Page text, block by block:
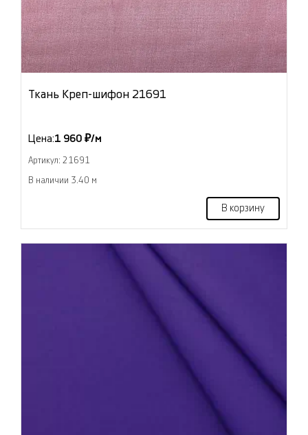
Ткань Креп-шифон 21691
Цена:1 960 ₽/м
Артикул: 21691
В наличии 3.40 м
В корзину